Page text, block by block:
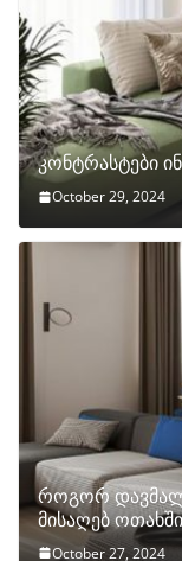
კონტრასტები
October 29, 2024
როგორ
მისაღებ ოთახში
October 27, 2024